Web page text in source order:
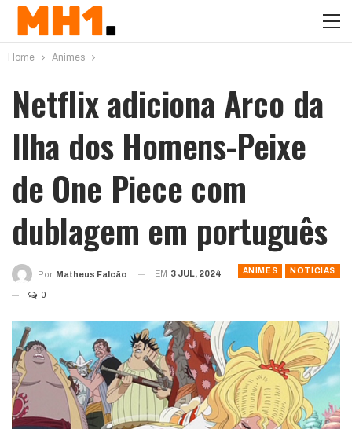
Home Animes
Netflix adiciona Arco da
Ilha dos Homens-Peixe
de One Piece com
dublagem em português
ANIMES NOTÍCIAS
Por Matheus Falcão EM 3 JUL, 2024
0